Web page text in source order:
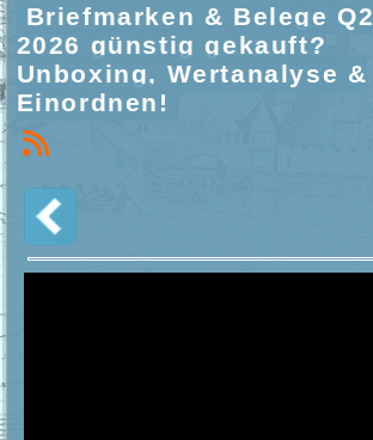
Briefmarken & Belege Q2
2026 günstig gekauft?
Unboxing, Wertanalyse &
Einordnen!